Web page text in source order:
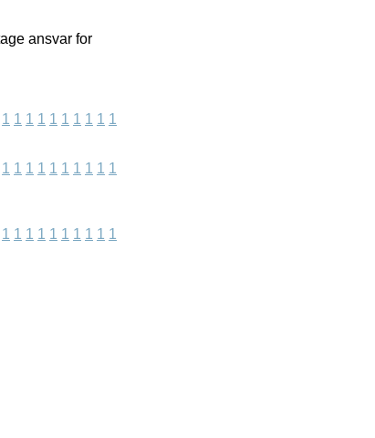
ansvar for
1 1 1 1 1 1 1 1 1 1
1 1 1 1 1 1 1 1 1 1
1 1 1 1 1 1 1 1 1 1